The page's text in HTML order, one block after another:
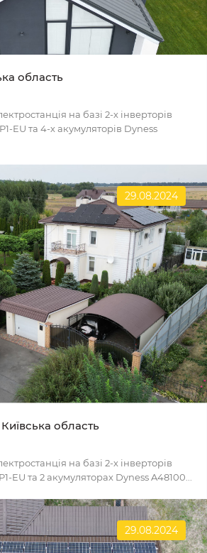
область
на базі 2-х інверторів
EU та 4-х акумуляторів Dyness
29.08.2024
область
на базі 2-х інверторів
EU та 2 акумуляторах Dyness A48100...
29.08.2024